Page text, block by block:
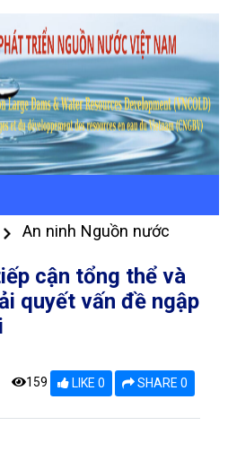
An ninh Nguồn nước
cận tổng thể và
quyết vấn đề ngập
159 LIKE 0 SHARE 0